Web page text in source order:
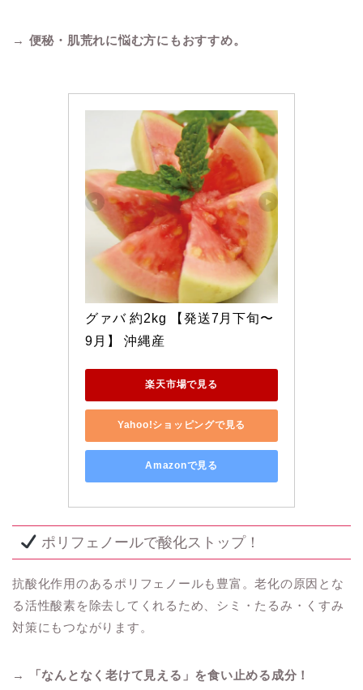
→ 便秘・肌荒れに悩む方にもおすすめ。
グァバ 約2kg 【発送7月下旬〜
9月】 沖縄産
楽天市場で見る
Yahoo!ショッピングで見る
Amazonで見る
ポリフェノールで酸化ストップ！
抗酸化作用のあるポリフェノールも豊富。老化の原因とな
る活性酸素を除去してくれるため、シミ・たるみ・くすみ
対策にもつながります。
→ 「なんとなく老けて見える」を食い止める成分！